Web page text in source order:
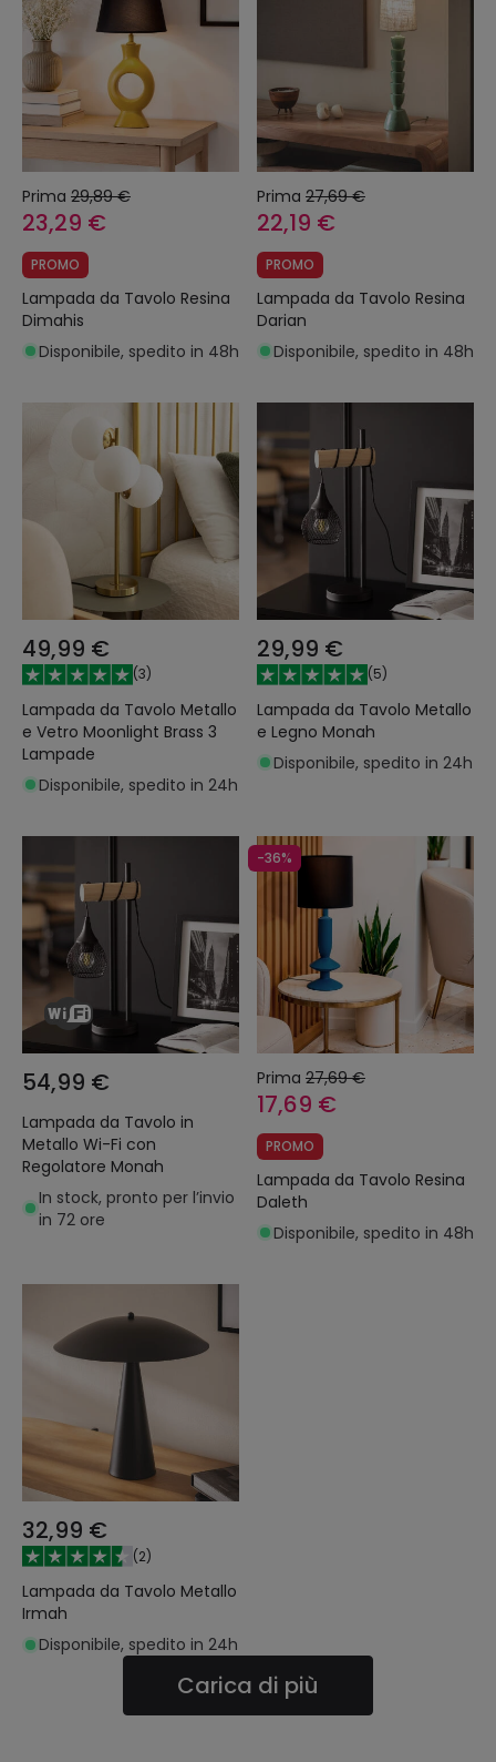
Prima 29,89 €
23,29 €
PROMO
Lampada da Tavolo Resina
Dimahis
Disponibile, spedito in 48h
Prima 27,69 €
22,19 €
PROMO
Lampada da Tavolo Resina
Darian
Disponibile, spedito in 48h
49,99 €
(3)
Lampada da Tavolo Metallo
e Vetro Moonlight Brass 3
Lampade
Disponibile, spedito in 24h
29,99 €
(5)
Lampada da Tavolo Metallo
e Legno Monah
Disponibile, spedito in 24h
54,99 €
Lampada da Tavolo in
Metallo Wi-Fi con
Regolatore Monah
In stock, pronto per l’invio
in 72 ore
-36%
Prima 27,69 €
17,69 €
PROMO
Lampada da Tavolo Resina
Daleth
Disponibile, spedito in 48h
32,99 €
(2)
Lampada da Tavolo Metallo
Irmah
Disponibile, spedito in 24h
Carica di più